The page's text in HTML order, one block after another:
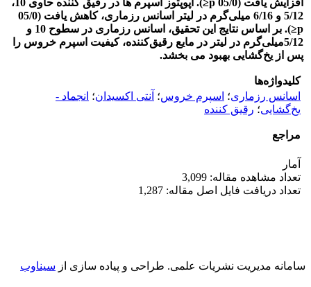
افزایش یافت (05/0 p≤). آپوپتوز اسپرم ها در رقیق کننده حاوی 10،
5/12 و 6/16 میلی‌گرم در لیتر اسانس رزماری، کاهش یافت (05/0
p≤). بر اساس نتایج این تحقیق، اسانس رزماری در سطوح 10 و
5/12میلی‌گرم در لیتر در مایع رقیق‌کننده، کیفیت اسپرم خروس را
پس از یخ‌گشایی بهبود می بخشد.
کلیدواژه‌ها
اسانس رزماری؛ اسپرم خروس؛ آنتی اکسیدان؛ انجماد -
یخ‌گشایی؛ رقیق کننده
مراجع
آمار
تعداد مشاهده مقاله: 3,099
تعداد دریافت فایل اصل مقاله: 1,287
سامانه مدیریت نشریات علمی. طراحی و پیاده سازی از سیناوب